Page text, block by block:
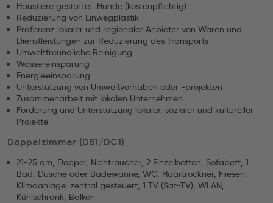
Haustiere gestattet: Hunde (kostenpflichtig)
Reduzierung von Einwegplastik
Präferenz lokaler und regionaler Anbieter von Waren und
Dienstleistungen zur Reduzierung des Transports
Umweltfreundliche Reinigung
Wassereinsparung
Energieeinsparung
Unterstützung von Umweltvorhaben oder -projekten
Zusammenarbeit mit lokalen Unternehmen
Förderung und Unterstützung lokaler, sozialer und kultureller
Projekte
Doppelzimmer (DB1/DC1)
21-25 qm, Doppel, Nichtraucher, 2 Einzelbetten, Sofabett, 1
Bad, Dusche oder Badewanne, WC, Haartrockner, Fliesen,
Klimaanlage, zentral gesteuert, 1 TV (Sat-TV), WLAN,
Kühlschrank, Balkon